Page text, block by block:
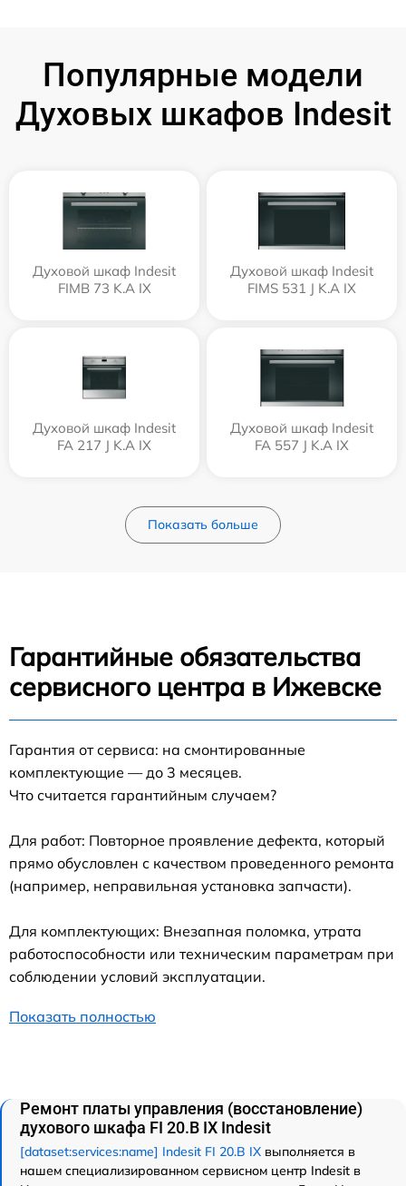
Популярные модели
Духовых шкафов Indesit
Духовой шкаф Indesit
FIMB 73 K.A IX
Духовой шкаф Indesit
FIMS 531 J K.A IX
Духовой шкаф Indesit
FA 217 J K.A IX
Духовой шкаф Indesit
FA 557 J K.A IX
Показать больше
Гарантийные обязательства
сервисного центра в Ижевске
Гарантия от сервиса: на смонтированные
комплектующие — до 3 месяцев.
Что считается гарантийным случаем?
Для работ: Повторное проявление дефекта, который
прямо обусловлен с качеством проведенного ремонта
(например, неправильная установка запчасти).
Для комплектующих: Внезапная поломка, утрата
работоспособности или техническим параметрам при
соблюдении условий эксплуатации.
Показать полностью
Ремонт платы управления (восстановление)
духового шкафа FI 20.B IX Indesit
[dataset:services:name] Indesit FI 20.B IX выполняется в
нашем специализированном сервисном центр Indesit в